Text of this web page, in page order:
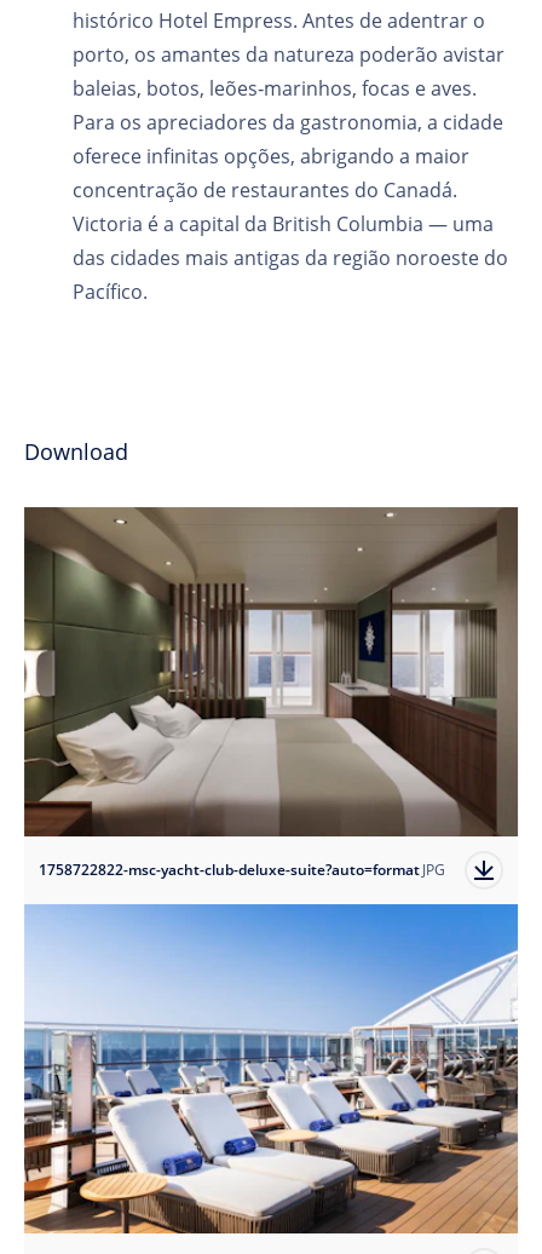
histórico Hotel Empress. Antes de adentrar o
porto, os amantes da natureza poderão avistar
baleias, botos, leões‑marinhos, focas e aves.
Para os apreciadores da gastronomia, a cidade
oferece infinitas opções, abrigando a maior
concentração de restaurantes do Canadá.
Victoria é a capital da British Columbia — uma
das cidades mais antigas da região noroeste do
Pacífico.
Download
1758722822-msc-yacht-club-deluxe-suite?auto=formatJPG